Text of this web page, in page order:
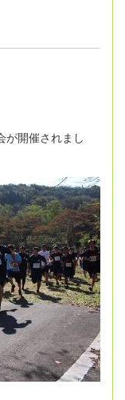
が開催されまし